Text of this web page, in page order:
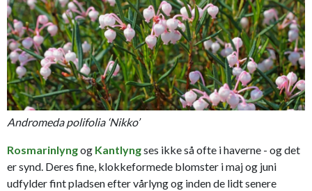
Andromeda polifolia ‘Nikko’
Rosmarinlyngog Kantlyngses ikke så ofte i haverne - og det
er synd. Deres fine, klokkeformede blomster i maj og juni
udfylder fint pladsen efter vårlyng og inden de lidt senere